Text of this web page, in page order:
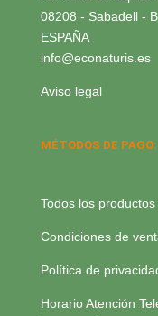
08208 - Sabadell -
ESPAÑA
info@econaturis.es
Aviso legal
MÉTODOS DE PAGO:
Todos los
Condiciones de
Política de
Horario Atención